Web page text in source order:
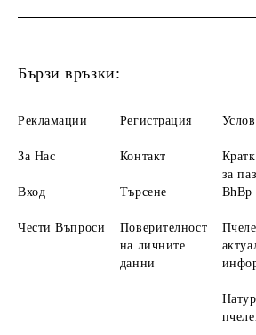
Бързи връзки:
Рекламации
За Нас
Вход
Чести Въпроси
Регистрация
Контакт
Търсене
Поверителност
на личните
данни
за
BhBp